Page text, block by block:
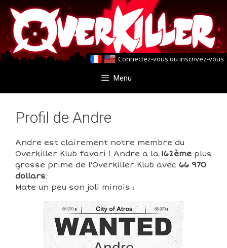
Aller
au
contenu
Aller
au
contenu
Connectez-vous ou inscrivez-vous
Menu
Profil de Andre
Andre est clairement notre membre du
Overkiller Klub favori ! Andre a la 162ème plus
grosse prime de l'Overkiller Klub avec 66 970
dollars.
Mate un peu son joli minois :
66 970 66 970